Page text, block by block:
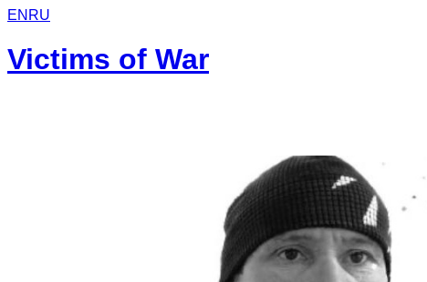
EN RU
Victims of War